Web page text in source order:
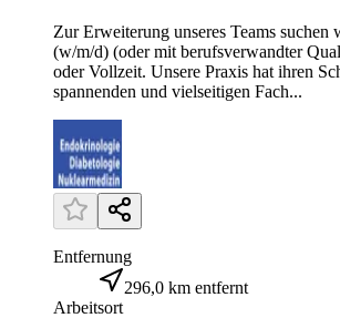
Zur Erweiterung unseres Teams suchen
(w/m/d) (oder mit berufsverwandter
oder Vollzeit. Unsere Praxis hat ihren
spannenden und vielseitigen Fach...
Entfernung
296,0 km entfernt
Arbeitsort